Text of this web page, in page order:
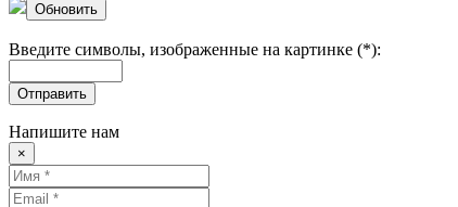
Обновить
Введите символы, изображенные на картинке (*):
Отправить
Напишите нам
×